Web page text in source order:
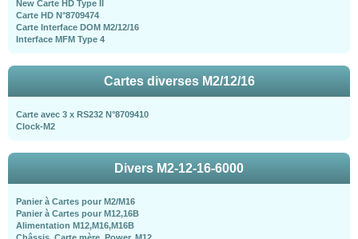
New Carte HD Type II
Carte HD N°8709474
Carte Interface DOM M2/12/16
Interface MFM Type 4
Cartes diverses M2/12/16
Carte avec 3 x RS232 N°8709410
Clock-M2
Divers M2-12-16-6000
Panier à Cartes pour M2/M16
Panier à Cartes pour M12,16B
Alimentation M12,M16,M16B